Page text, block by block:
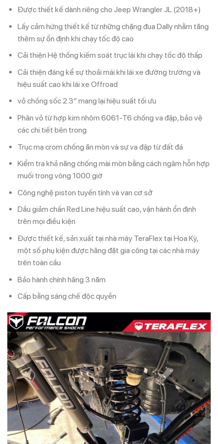
Được thiết kế dành riêng cho Jeep Wrangler JL (2018+)
Lấy cảm hứng thiết kế từ những chặng đua Dally nhằm tăng
thêm sự ổn định khi chạy tốc độ cao
Cải thiện Hệ thống kiếm soát trục lái khi chạy tốc độ thấp
Cải thiện đáng kể sự thoải mái khi lái xe đường trường và
hiệu suất cao khi lái xe Offroad
vỏ chống sốc 2.3” mang lại hiệu suất tối ưu
Phân vỏ từ hợp kim nhôm 6061-T6 chống va đập, bảo vệ
các chi tiết bên trong
Trục mạ crom chống ăn mòn và sự va đập từ đất đá
Kiểm tra khả năng chống mài mòn bằng cách ngâm hỗn hợp
muối trong vòng 1000 giờ
Công nghệ piston tuyến tính và van cơ sở
Dầu giảm chấn Red Line hiệu suất cao, vận hành ổn định
trên mọi điều kiện
Được thiết kế, sản xuất tại nhà máy TeraFlex tại Hoa Kỳ,
một số phụ kiện được hãng đặt gia công tại các nhà máy
trên toàn cầu
Bảo hành chính hãng 3 năm
Cấp bằng sáng chế độc quyền